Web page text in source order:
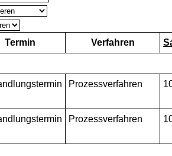
Termin Verfahren
Prozessverfahren
Prozessverfahren